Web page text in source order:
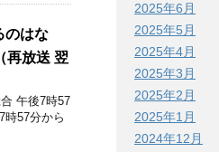
のはな
再放送 翌
午後7時57
時57分から
2025年6月
2025年5月
2025年4月
2025年3月
2025年2月
2025年1月
2024年12月